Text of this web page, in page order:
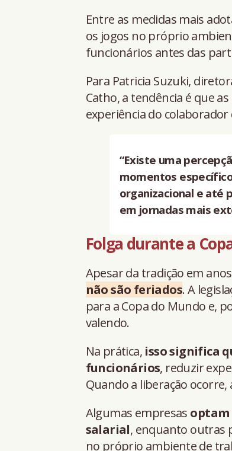
Entre as medidas mais
os jogos no próprio
funcionários antes das
Para Patricia Suzuki,
Catho, a tendência é que
experiência do
“Existe uma
momentos
organizacional e até
em jornadas mais
Folga durante a
Apesar da tradição em
não são feriados. A
para a Copa do Mundo e,
valendo.
Na prática, isso significa
funcionários, reduzir
Quando a liberação
Algumas empresas optam
salarial, enquanto outras
no próprio ambiente de